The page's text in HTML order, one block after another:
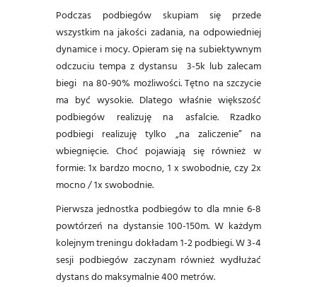
Podczas podbiegów skupiam się przede
wszystkim na jakości zadania, na odpowiedniej
dynamice i mocy. Opieram się na subiektywnym
odczuciu tempa z dystansu 3-5k lub zalecam
biegi na 80-90% możliwości. Tętno na szczycie
ma być wysokie. Dlatego właśnie większość
podbiegów realizuję na asfalcie. Rzadko
podbiegi realizuję tylko „na zaliczenie” na
wbiegnięcie. Choć pojawiają się również w
formie: 1x bardzo mocno, 1 x swobodnie, czy 2x
mocno / 1x swobodnie.
Pierwsza jednostka podbiegów to dla mnie 6-8
powtórzeń na dystansie 100-150m. W każdym
kolejnym treningu dokładam 1-2 podbiegi. W 3-4
sesji podbiegów zaczynam również wydłużać
dystans do maksymalnie 400 metrów.